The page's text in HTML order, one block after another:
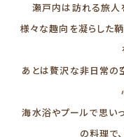
瀬戸内は訪れる旅人
様々な趣向を凝らした
あとは贅沢な非日常の
海水浴やプールで思い
の料理で、